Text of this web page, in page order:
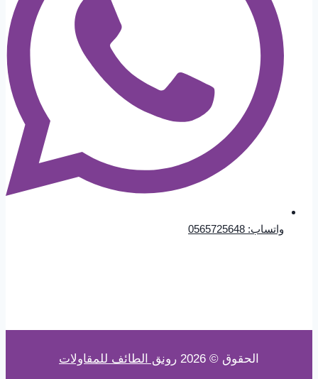
واتساب: 0565725648
الحقوق © 2026 رونق الطائف للمقاولات